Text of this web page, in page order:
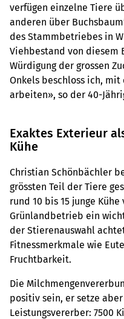
verfügen einzelne Tiere
anderen über
des Stammbetriebes in
Viehbestand von diesem
Würdigung der grossen
Onkels beschloss ich, mit
arbeiten», so der 40-
Exaktes Exterieur
Kühe
Christian Schönbächler
grössten Teil der Tiere
rund 10 bis 15 junge
Grünlandbetrieb ein
der Stierenauswahl
Fitnessmerkmale wie
Fruchtbarkeit.
Die
positiv sein, er setze
Leistungsvererber: 7500